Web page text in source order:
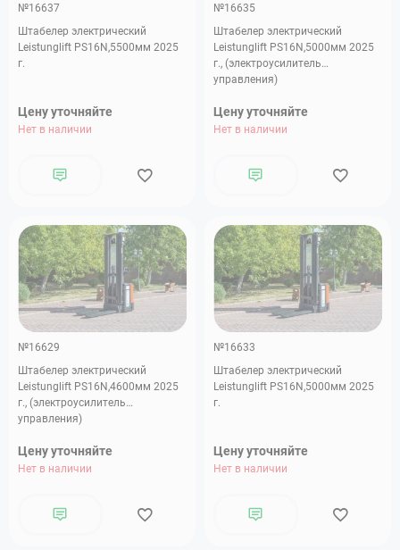
№16637
Штабелер электрический
Leistunglift PS16N,5500мм 2025
г.
Цену уточняйте
Нет в наличии
№16635
Штабелер электрический
Leistunglift PS16N,5000мм 2025
г., (электроусилитель
управления)
Цену уточняйте
Нет в наличии
№16629
Штабелер электрический
Leistunglift PS16N,4600мм 2025
г., (электроусилитель
управления)
Цену уточняйте
Нет в наличии
№16633
Штабелер электрический
Leistunglift PS16N,5000мм 2025
г.
Цену уточняйте
Нет в наличии